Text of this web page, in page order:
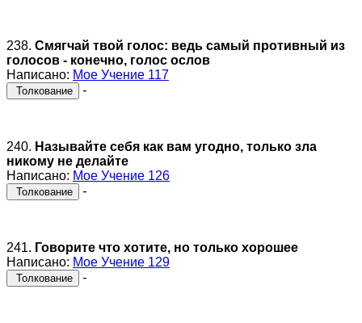
238. Смягчай твой голос: ведь самый противный из
голосов - конечно, голос ослов
Написано: Мое Учение 117
Толкование -
240. Называйте себя как вам угодно, только зла
никому не делайте
Написано: Мое Учение 126
Толкование -
241. Говорите что хотите, но только хорошее
Написано: Мое Учение 129
Толкование -